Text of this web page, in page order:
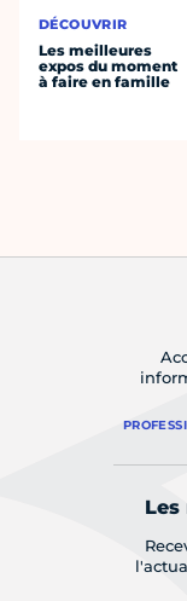
DÉCOUVRIR
Les meilleures
expos du moment
à faire en famille